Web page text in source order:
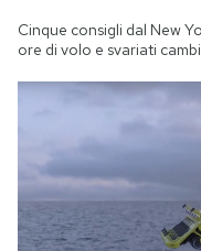
Cinque consigli dal New
ore di volo e svariati